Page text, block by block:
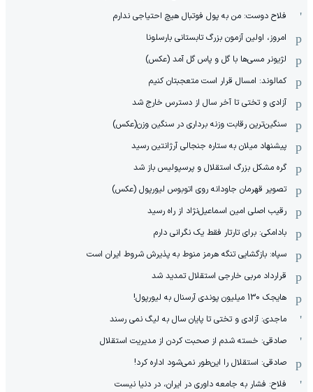
فلاح دوست: من به پول فوتبال هیچ احتیاجی ندارم
امروز، اولین آزمون بزرگ تابستانی بارسلونا
لژیونر مسی‌ها با گل و پاس گل آمد (عکس)
کمالوند: امسال قرار است متعجبتان کنیم
آزادی و تختی تا آخر سال از دسترس خارج شد
سنگین‌ترین رقابت وزنه برداری در سنگین وزن(عکس)
پیشنهاد میلان به ستاره جنجالی آرژانتین رسید
گره مشکل بزرگ استقلال و پرسپولیس باز شد
تصویر قهرمان جاودانه روی اتوبوس لیورپول (عکس)
رقیب اصلی امین اسماعیل‌نژاد از راه رسید
بادامکی: برای تارتار فقط یک نگرانی دارم
سپاه: بازگشایی تنگه هرمز منوط به پذیرش شروط ایران است
قرارداد مربی خارجی استقلال تمدید شد
هایجک 130 میلیون پوندی آرسنال به لیورپول!
ماجدی: آزادی و تختی تا پایان سال به لیگ نمی رسند
صادقی: خسته شدم از صحبت کردن از مدیریت استقلال
صادقی: استقلال را این‌طور نمی‌شود اداره کرد!
فلاح: فشار به جامعه داوری در ایران، در دنیا نیست